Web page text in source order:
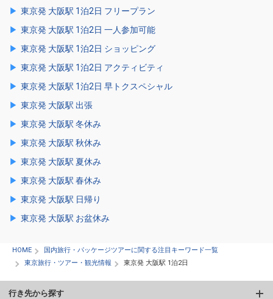
東京発 大阪駅 1泊2日 フリープラン
東京発 大阪駅 1泊2日 一人参加可能
東京発 大阪駅 1泊2日 ショッピング
東京発 大阪駅 1泊2日 アクティビティ
東京発 大阪駅 1泊2日 早トクスペシャル
東京発 大阪駅 出張
東京発 大阪駅 冬休み
東京発 大阪駅 秋休み
東京発 大阪駅 夏休み
東京発 大阪駅 春休み
東京発 大阪駅 日帰り
東京発 大阪駅 お盆休み
HOME
国内旅行・パッケージツアーに関する注目キーワード一覧
東京旅行・ツアー・観光情報
東京発 大阪駅 1泊2日
行き先から探す